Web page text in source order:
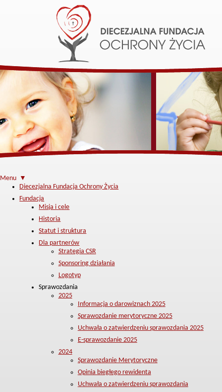
Menu ▼
Diecezjalna Fundacja Ochrony Życia
Fundacja
Misja i cele
Historia
Statut i struktura
Dla partnerów
Strategia CSR
Sponsoring działania
Logotyp
Sprawozdania
2025
Informacja o darowiznach 2025
Sprawozdanie merytoryczne 2025
Uchwała o zatwierdzeniu sprawozdania 2025
E-sprawozdanie 2025
2024
Sprawozdanie Merytoryczne
Opinia biegłego rewidenta
Uchwała o zatwierdzeniu sprawozdania